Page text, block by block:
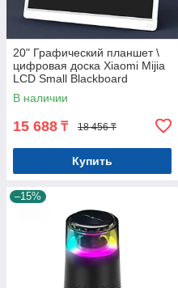
20" Графический планшет \
цифровая доска Xiaomi Mijia
LCD Small Blackboard
Арт.7801
В наличии
15 688 ₸ 18 456 ₸
Купить
–15%